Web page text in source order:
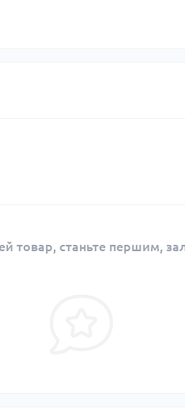
товар, станьте першим,